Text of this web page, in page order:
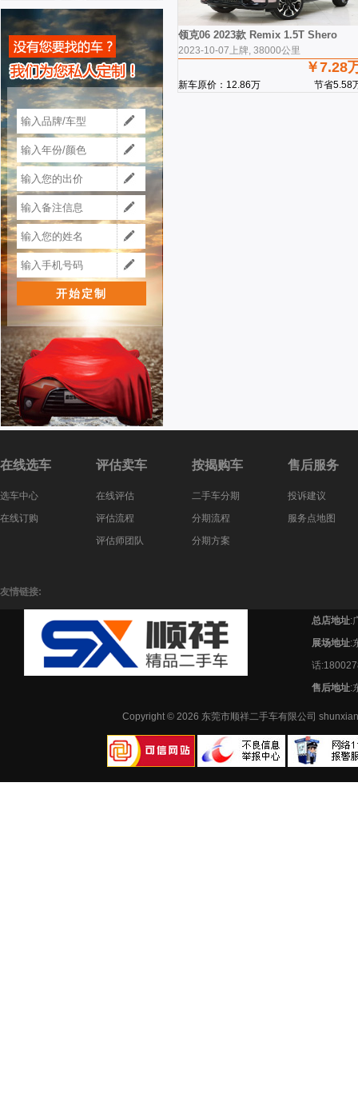
领克06 2023款 Remix 1.5T Shero
2023-10-07上牌, 38000公里
￥7.28
新车原价：12.86万 节省5.58
在线选车
选车中心
在线订购
评估卖车
在线评估
评估流程
评估师团队
按揭购车
二手车分期
分期流程
分期方案
售后服务
投诉建议
服务点地图
友情链接:
总店地址:
展场地址:
话
售后地址:
Copyright © 2026 东莞市顺祥二手车有限公司